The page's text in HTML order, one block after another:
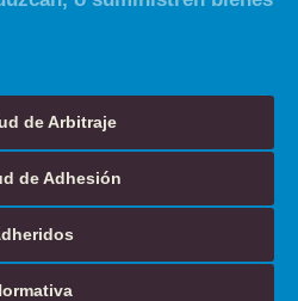
de Arbitraje
de Adhesión